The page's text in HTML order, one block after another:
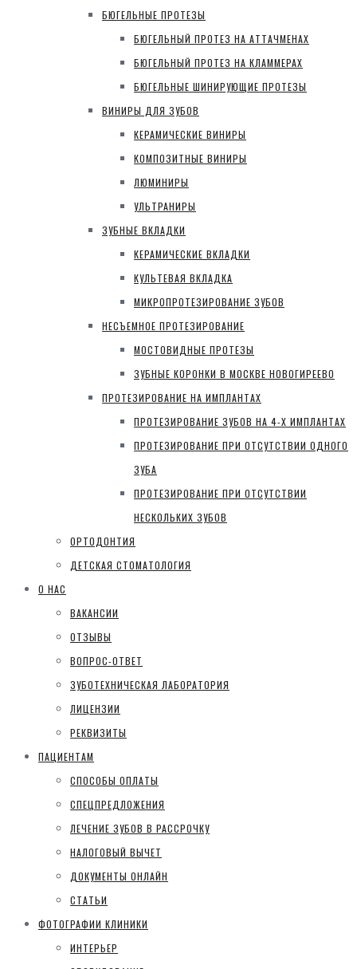
БЮГЕЛЬНЫЕ ПРОТЕЗЫ
БЮГЕЛЬНЫЙ ПРОТЕЗ НА АТТАЧМЕНАХ
БЮГЕЛЬНЫЙ ПРОТЕЗ НА КЛАММЕРАХ
БЮГЕЛЬНЫЕ ШИНИРУЮЩИЕ ПРОТЕЗЫ
ВИНИРЫ ДЛЯ ЗУБОВ
КЕРАМИЧЕСКИЕ ВИНИРЫ
КОМПОЗИТНЫЕ ВИНИРЫ
ЛЮМИНИРЫ
УЛЬТРАНИРЫ
ЗУБНЫЕ ВКЛАДКИ
КЕРАМИЧЕСКИЕ ВКЛАДКИ
КУЛЬТЕВАЯ ВКЛАДКА
МИКРОПРОТЕЗИРОВАНИЕ ЗУБОВ
НЕСЪЕМНОЕ ПРОТЕЗИРОВАНИЕ
МОСТОВИДНЫЕ ПРОТЕЗЫ
ЗУБНЫЕ КОРОНКИ В МОСКВЕ НОВОГИРЕЕВО
ПРОТЕЗИРОВАНИЕ НА ИМПЛАНТАХ
ПРОТЕЗИРОВАНИЕ ЗУБОВ НА 4-Х ИМПЛАНТАХ
ПРОТЕЗИРОВАНИЕ ПРИ ОТСУТСТВИИ ОДНОГО
ЗУБА
ПРОТЕЗИРОВАНИЕ ПРИ ОТСУТСТВИИ
НЕСКОЛЬКИХ ЗУБОВ
ОРТОДОНТИЯ
ДЕТСКАЯ СТОМАТОЛОГИЯ
О НАС
ВАКАНСИИ
ОТЗЫВЫ
ВОПРОС-ОТВЕТ
ЗУБОТЕХНИЧЕСКАЯ ЛАБОРАТОРИЯ
ЛИЦЕНЗИИ
РЕКВИЗИТЫ
ПАЦИЕНТАМ
СПОСОБЫ ОПЛАТЫ
СПЕЦПРЕДЛОЖЕНИЯ
ЛЕЧЕНИЕ ЗУБОВ В РАССРОЧКУ
НАЛОГОВЫЙ ВЫЧЕТ
ДОКУМЕНТЫ ОНЛАЙН
СТАТЬИ
ФОТОГРАФИИ КЛИНИКИ
ИНТЕРЬЕР